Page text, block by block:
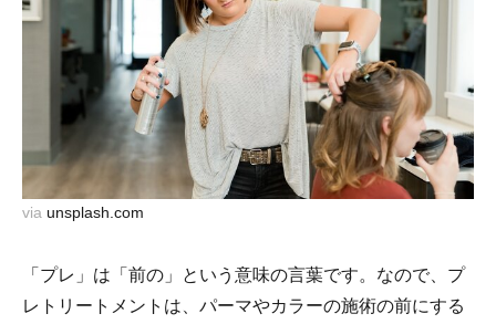
via unsplash.com
「プレ」は「前の」という意味の言葉です。なので、プ
レトリートメントは、パーマやカラーの施術の前にする